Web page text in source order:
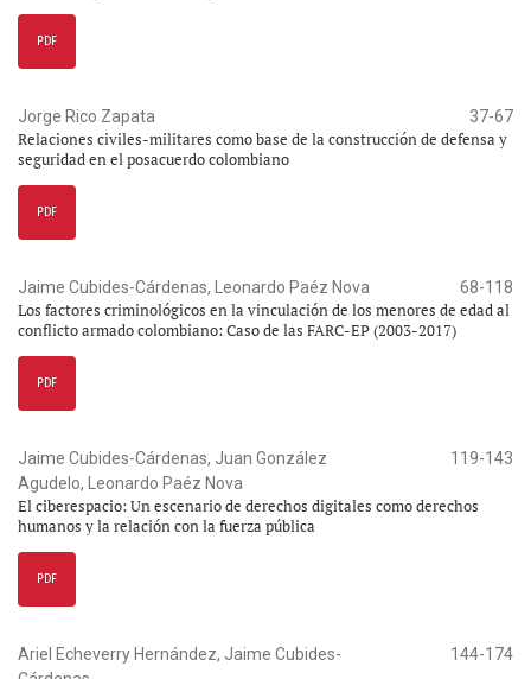
PDF
Jorge Rico Zapata 37-67
Relaciones civiles-militares como base de la construcción de defensa y
seguridad en el posacuerdo colombiano
PDF
Jaime Cubides-Cárdenas, Leonardo Paéz Nova 68-118
Los factores criminológicos en la vinculación de los menores de edad al
conflicto armado colombiano: Caso de las FARC-EP (2003-2017)
PDF
Jaime Cubides-Cárdenas, Juan González
Agudelo, Leonardo Paéz Nova
119-143
El ciberespacio: Un escenario de derechos digitales como derechos
humanos y la relación con la fuerza pública
PDF
Ariel Echeverry Hernández, Jaime Cubides-
144-174